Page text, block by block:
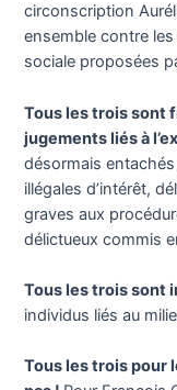
circonscription
ensemble contre
sociale proposées
Tous les trois sont
jugements liés à
désormais
illégales d’intérêt,
graves aux
délictueux commis
Tous les trois sont
individus liés au
Tous les trois pour